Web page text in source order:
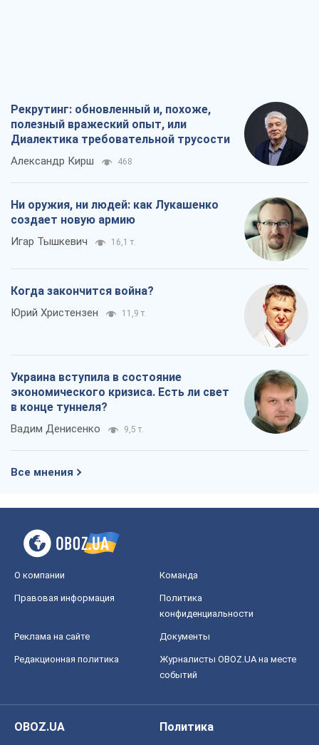
Рекрутинг: обновленный и, похоже,
полезный вражеский опыт, или
Диалектика требовательной трусости
Александр Кирш 468
Ни оружия, ни людей: как Лукашенко
создает новую армию
Игар Тышкевич 16,1 т.
Когда закончится война?
Юрий Христензен 11,9 т.
Украина вступила в состояние
экономического кризиса. Есть ли свет
в конце туннеля?
Вадим Денисенко 9,5 т.
Все мнения
О компании Команда
Правовая информация
Политика
конфиденциальности
Реклама на сайте Документы
Редакционная политика
Журналисты OBOZ.UA на месте
событий
OBOZ.UA
Политика